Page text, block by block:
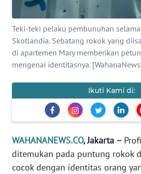
Teki-teki pelaku pembunuhan
Skotlandia. Sebatang rokok yang
di apartemen Mary memberikan
mengenai identitasnya.
Ikuti Kami di:
WAHANANEWS.CO, Jakarta –
ditemukan pada puntung rokok
cocok dengan identitas orang
SERBA-SERBI
PENDIDIKAN
Informasi